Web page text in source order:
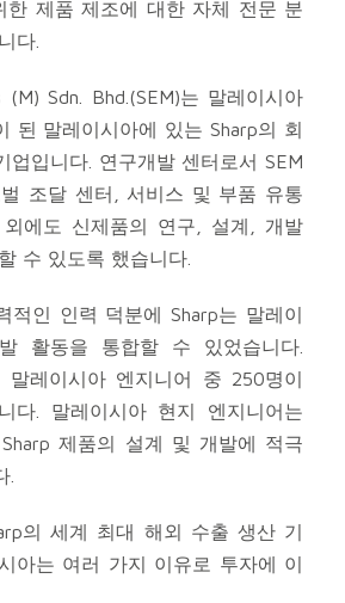
한 제품 제조에 대한 자체 전문 분
다.
(M) Sdn. Bhd.(SEM)는 말레이시아
된 말레이시아에 있는 Sharp의 회
업입니다. 연구개발 센터로서 SEM
조달 센터, 서비스 및 부품 유통
에도 신제품의 연구, 설계, 개발
수 있도록 했습니다.
적인 인력 덕분에 Sharp는 말레이
활동을 통합할 수 있었습니다.
말레이시아 엔지니어 중 250명이
다. 말레이시아 현지 엔지니어는
제품의 설계 및 개발에 적극
.
의 세계 최대 해외 수출 생산 기
아는 여러 가지 이유로 투자에 이